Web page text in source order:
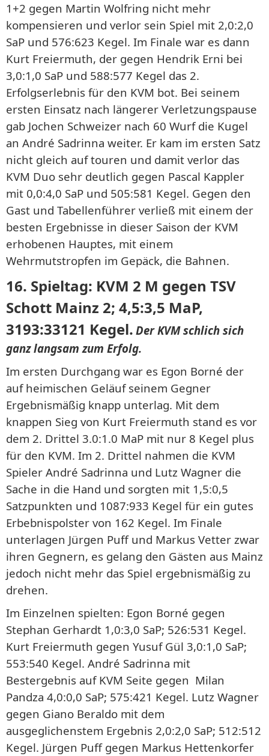
1+2 gegen Martin Wolfring nicht mehr
kompensieren und verlor sein Spiel mit 2,0:2,0
SaP und 576:623 Kegel. Im Finale war es dann
Kurt Freiermuth, der gegen Hendrik Erni bei
3,0:1,0 SaP und 588:577 Kegel das 2.
Erfolgserlebnis für den KVM bot. Bei seinem
ersten Einsatz nach längerer Verletzungspause
gab Jochen Schweizer nach 60 Wurf die Kugel
an André Sadrinna weiter. Er kam im ersten Satz
nicht gleich auf touren und damit verlor das
KVM Duo sehr deutlich gegen Pascal Kappler
mit 0,0:4,0 SaP und 505:581 Kegel. Gegen den
Gast und Tabellenführer verließ mit einem der
besten Ergebnisse in dieser Saison der KVM
erhobenen Hauptes, mit einem
Wehrmutstropfen im Gepäck, die Bahnen.
16. Spieltag: KVM 2 M gegen TSV
Schott Mainz 2; 4,5:3,5 MaP,
3193:33121 Kegel. Der KVM schlich sich
ganz langsam zum Erfolg.
Im ersten Durchgang war es Egon Borné der
auf heimischen Geläuf seinem Gegner
Ergebnismäßig knapp unterlag. Mit dem
knappen Sieg von Kurt Freiermuth stand es vor
dem 2. Drittel 3.0:1.0 MaP mit nur 8 Kegel plus
für den KVM. Im 2. Drittel nahmen die KVM
Spieler André Sadrinna und Lutz Wagner die
Sache in die Hand und sorgten mit 1,5:0,5
Satzpunkten und 1087:933 Kegel für ein gutes
Erbebnispolster von 162 Kegel. Im Finale
unterlagen Jürgen Puff und Markus Vetter zwar
ihren Gegnern, es gelang den Gästen aus Mainz
jedoch nicht mehr das Spiel ergebnismäßig zu
drehen.
Im Einzelnen spielten: Egon Borné gegen
Stephan Gerhardt 1,0:3,0 SaP; 526:531 Kegel.
Kurt Freiermuth gegen Yusuf Gül 3,0:1,0 SaP;
553:540 Kegel. André Sadrinna mit
Bestergebnis auf KVM Seite gegen Milan
Pandza 4,0:0,0 SaP; 575:421 Kegel. Lutz Wagner
gegen Giano Beraldo mit dem
ausgeglichenstem Ergebnis 2,0:2,0 SaP; 512:512
Kegel. Jürgen Puff gegen Markus Hettenkorfer